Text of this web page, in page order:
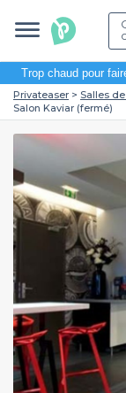
Trop chaud pour
Privateaser Salles
Salon Kaviar (fermé)